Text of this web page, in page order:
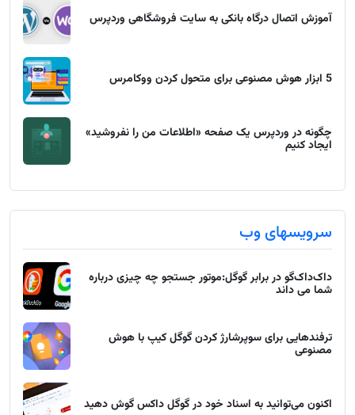
آموزش اتصال درگاه بانکی به سایت فروشگاهی وردپرس
5 ابزار هوش مصنوعی برای متحول کردن ووکامرس
چگونه در وردپرس یک صفحه «اطلاعات من را نفروشید»
ایجاد کنیم
سرویسهای وب
داک‌داک‌گو در برابر گوگل:موتور جستجو چه چیزی درباره
شما می داند
ترفندهایی برای سوپرشارژ کردن گوگل کیپ با هوش
مصنوعی
اکنون می‌توانید به اسناد خود در گوگل داکس گوش دهید